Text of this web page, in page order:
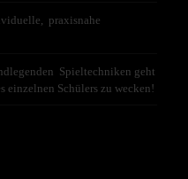
praxisnahe
Spieltechniken geht
einzelnen Schülers zu wecken!